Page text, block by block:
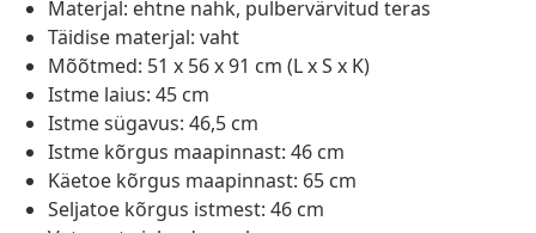
Materjal: ehtne nahk, pulbervärvitud teras
Täidise materjal: vaht
Mõõtmed: 51 x 56 x 91 cm (L x S x K)
Istme laius: 45 cm
Istme sügavus: 46,5 cm
Istme kõrgus maapinnast: 46 cm
Käetoe kõrgus maapinnast: 65 cm
Seljatoe kõrgus istmest: 46 cm